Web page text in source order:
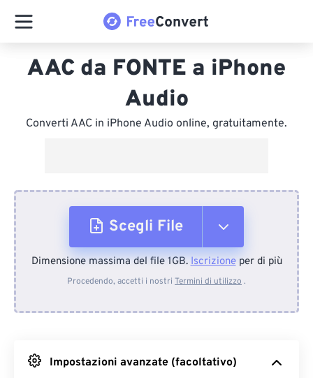
AAC da FONTE a iPhone
Audio
Converti AAC in iPhone Audio online, gratuitamente.
Scegli File
Dal dispositivo
Da Google Drive
Dimensione massima del file 1GB.Iscrizioneper di più
Procedendo, accetti i nostri Termini di utilizzo .
Impostazioni avanzate (facoltativo)